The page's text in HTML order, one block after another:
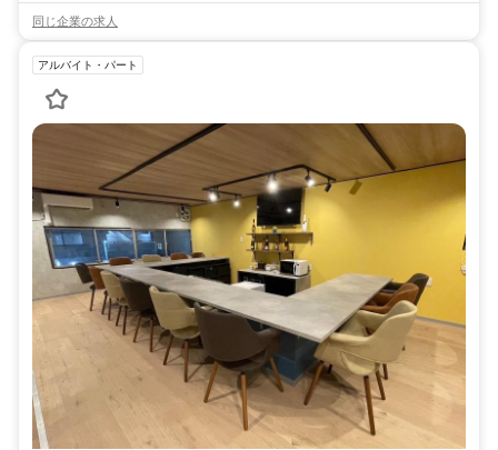
同じ企業の求人
アルバイト・パート